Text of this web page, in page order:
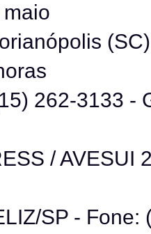
(SC)
262-3133 -
/ AVESUI
SP - Fone: